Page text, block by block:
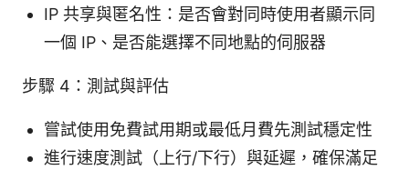
IP 共享與匿名性：是否會對同時使用者顯示同
一個 IP、是否能選擇不同地點的伺服器
步驟 4：測試與評估
嘗試使用免費試用期或最低月費先測試穩定性
進行速度測試（上行/下行）與延遲，確保滿足